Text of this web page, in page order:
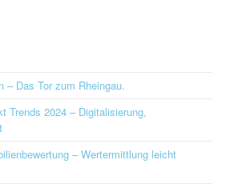
– Das Tor zum Rheingau.
Trends 2024 – Digitalisierung,
– Wertermittlung leicht